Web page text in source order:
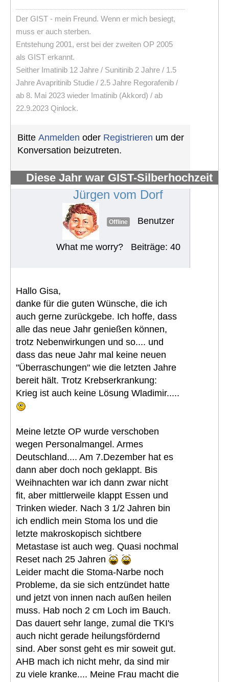
Der GIST - mein Freund. Wenn er mich besiegt,
muss er auch sterben.
Entstehung 2001, erst bei der zweiten OP 2005
als GIST erkannt.
Seither Imatinib 12 Jahre / Sunitinib 2 Jahre / 1.5
Jahre Avapritinib Studie / 2.5 Jahre Regorafenib /
ab 8. Mai 2023 wieder Imatinib (Akkord) / ab
22.9.2023 Qinlock.
Bitte Anmelden oder Registrieren um der
Konversation beizutreten.
Diese Jahr war GIST-Silberhochzeit
Jürgen vom Dorf
Offline Benutzer
What me worry? Beiträge: 40
Hallo Gisa,
danke für die guten Wünsche, die ich
auch gerne zurückgebe. Ich hoffe, dass
alle das neue Jahr genießen können,
trotz Nebenwirkungen und so.... und
dass das neue Jahr mal keine neuen
"Überraschungen" wie die letzten Jahre
bereit hält. Trotz Krebserkrankung:
Krieg ist auch keine Lösung Wladimir.....
Meine letzte OP wurde verschoben
wegen Personalmangel. Armes
Deutschland.... Am 7.Dezember hat es
dann aber doch noch geklappt. Bis
Weihnachten war ich dann zwar nicht
fit, aber mittlerweile klappt Essen und
Trinken wieder. Nach 3 1/2 Jahren bin
ich endlich mein Stoma los und die
letzte makroskopisch sichtbere
Metastase ist auch weg. Quasi nochmal
Reset nach 25 Jahren
Leider macht die Stoma-Narbe noch
Probleme, da sie sich entzündet hatte
und jetzt von innen nach außen heilen
muss. Hab noch 2 cm Loch im Bauch.
Das dauert sehr lange, zumal die TKI's
auch nicht gerade heilungsfördernd
sind. Aber sonst geht es mir soweit gut.
AHB mach ich nicht mehr, da sind mir
zu viele kranke.... Meine Frau macht die